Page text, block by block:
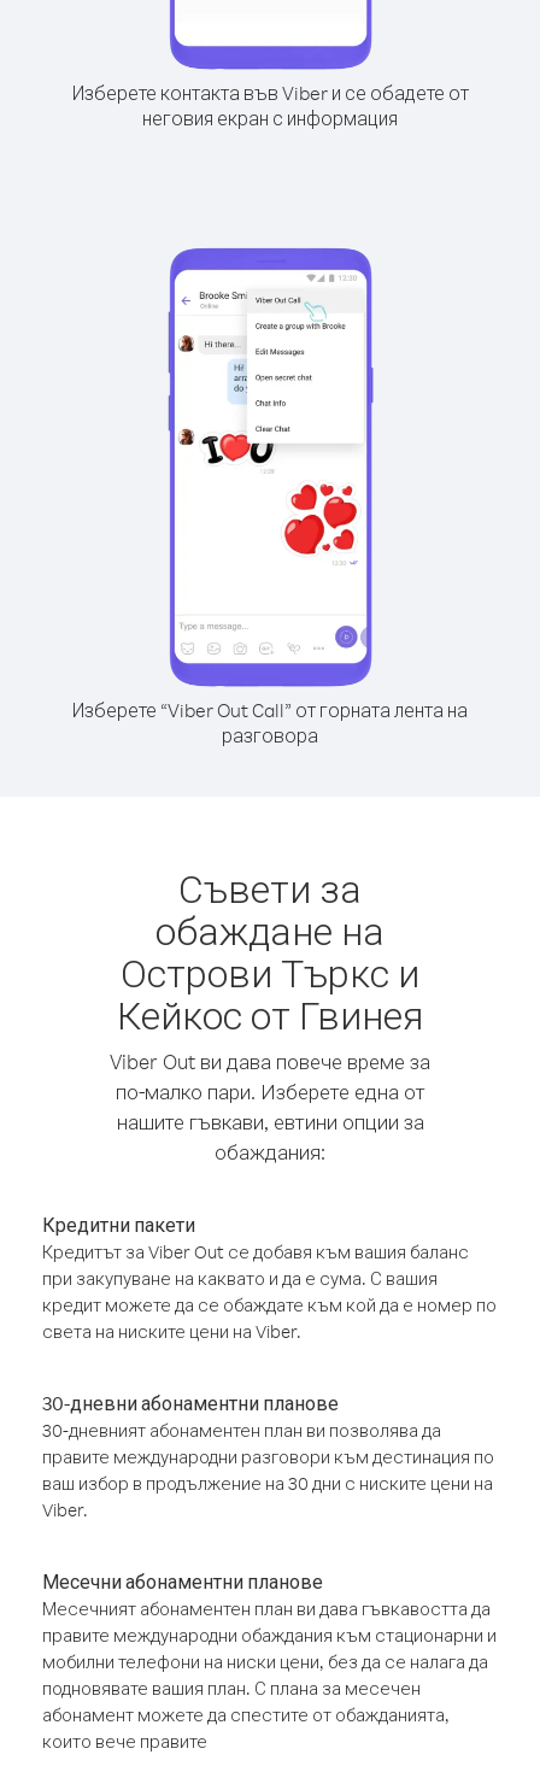
Изберете контакта във Viber и се обадете от
неговия екран с информация
Изберете “Viber Out Call” от горната лента на
разговора
Съвети за
обаждане на
Острови Търкс и
Кейкос от Гвинея
Viber Out ви дава повече време за
по-малко пари. Изберете една от
нашите гъвкави, евтини опции за
обаждания:
Кредитни пакети
Кредитът за Viber Out се добавя към вашия баланс
при закупуване на каквато и да е сума. С вашия
кредит можете да се обаждате към кой да е номер по
света на ниските цени на Viber.
30-дневни абонаментни планове
30-дневният абонаментен план ви позволява да
правите международни разговори към дестинация по
ваш избор в продължение на 30 дни с ниските цени на
Viber.
Месечни абонаментни планове
Месечният абонаментен план ви дава гъвкавостта да
правите международни обаждания към стационарни и
мобилни телефони на ниски цени, без да се налага да
подновявате вашия план. С плана за месечен
абонамент можете да спестите от обажданията,
които вече правите